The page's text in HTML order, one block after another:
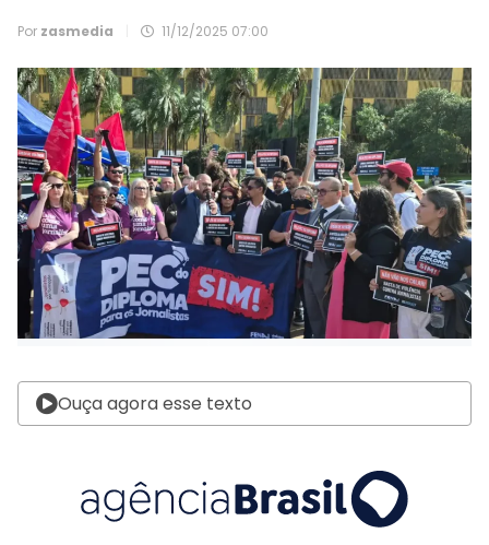
Por zasmedia 11/12/2025 07:00
Ouça agora esse texto